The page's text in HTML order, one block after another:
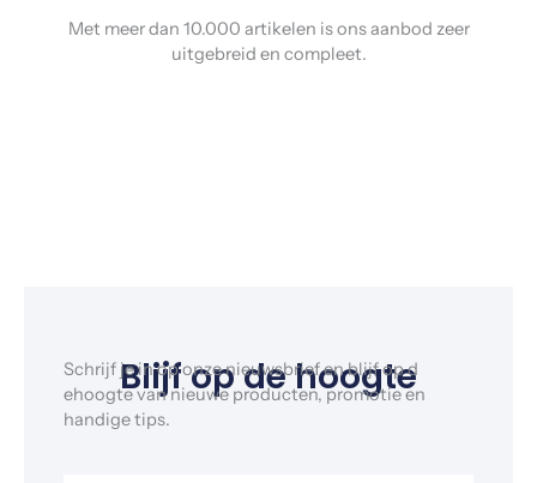
Met meer dan 10.000 artikelen is ons aanbod zeer
uitgebreid en compleet.
Blijf op de hoogte
Schrijf je in op onze nieuwsbrief en blijf op d
ehoogte van nieuwe producten, promotie en
handige tips.